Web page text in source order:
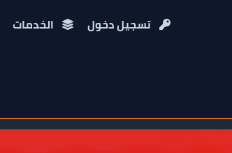
تسجيل دخول الخدمات